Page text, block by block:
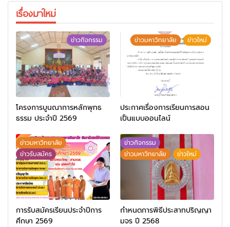
เรื่องมาใหม่
ข่าวกิจกรรม
โครงการบูนณาการหลักพุทธ
ธรรม ประจำปี 2569
ข่าวมหาวิทยาลัย ข่าวใหม่
ประกาศเรื่องการเรียนการสอน
เป็นแบบออนไลน์
ข่าวมหาวิทยาลัย
ข่าวรับสมัคร
การรับสมัครเรียนประจำปีการ
ศึกษา 2569
ข่าวกิจกรรม
ข่าวมหาวิทยาลัย
ข่าวใหม่
กำหนดการพิธีประสาทปริญญา
มจร ปี 2568